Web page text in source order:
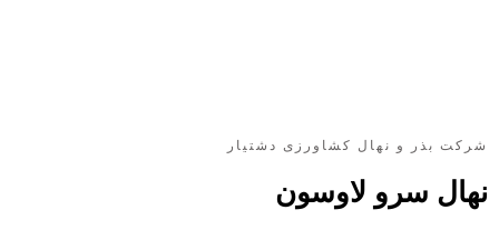
شرکت بذر و نهال کشاورزی دشتیار
نهال سرو لاوسون